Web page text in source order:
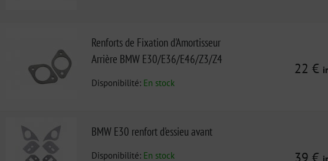
Renforts de Fixation d'Amortisseur
Arrière BMW E30/E36/E46/Z3/Z4
Disponibilité: En stock
22 €
BMW E30 renfort d'essieu avant
Disponibilité: En stock 39 €